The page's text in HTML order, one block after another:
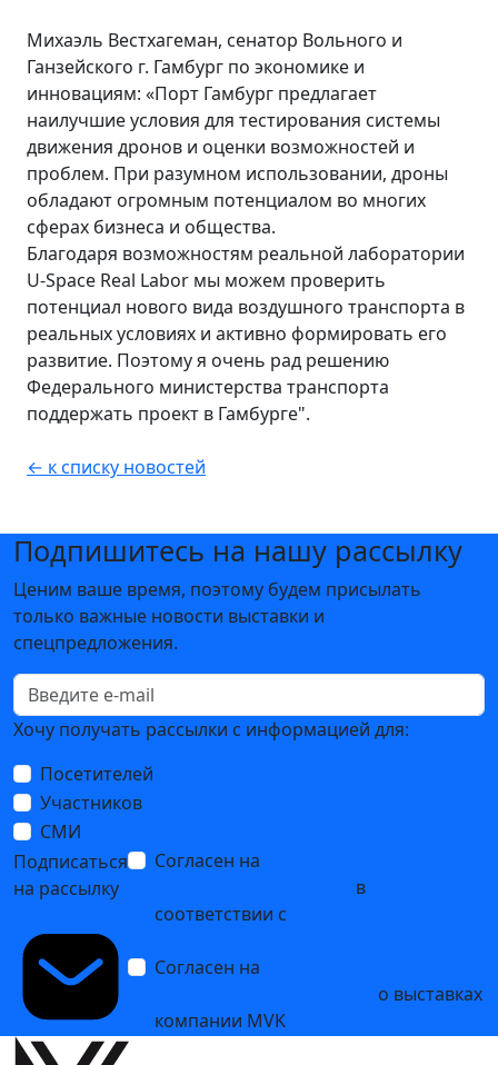
Михаэль Вестхагеман, сенатор Вольного и
Ганзейского г. Гамбург по экономике и
инновациям: «Порт Гамбург предлагает
наилучшие условия для тестирования системы
движения дронов и оценки возможностей и
проблем. При разумном использовании, дроны
обладают огромным потенциалом во многих
сферах бизнеса и общества.
Благодаря возможностям реальной лаборатории
U-Space Real Labor мы можем проверить
потенциал нового вида воздушного транспорта в
реальных условиях и активно формировать его
развитие. Поэтому я очень рад решению
Федерального министерства транспорта
поддержать проект в Гамбурге".
← к списку новостей
Подпишитесь на нашу рассылку
Ценим ваше время, поэтому будем присылать
только важные новости выставки и
спецпредложения.
Хочу получать рассылки с информацией для:
Посетителей
Участников
СМИ
Подписаться
на рассылку
Согласен на
в
соответствии с
Согласен на
о выставках
компании MVK